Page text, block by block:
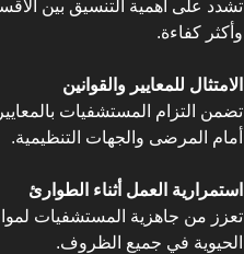
تشدد على أهمية التنسيق بين
وأكثر كفاءة.
الامتثال للمعايير والقوانين
تضمن التزام المستشفيات
أمام المرضى والجهات التنظيمية.
استمرارية العمل أثناء الطوارئ
تعزز من جاهزية المستشفيات
الحيوية في جميع الظروف.